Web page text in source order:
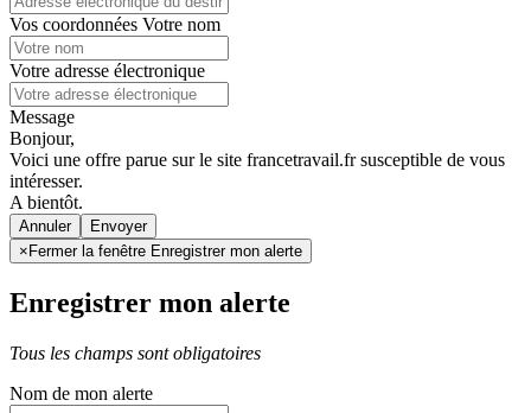
Vos coordonnées Votre nom
Votre adresse électronique
Message
Bonjour,
Voici une offre parue sur le site francetravail.fr susceptible de vous
intéresser.
A bientôt.
Annuler
× Fermer la fenêtre Enregistrer mon alerte
Enregistrer mon alerte
Tous les champs sont obligatoires
Nom de mon alerte